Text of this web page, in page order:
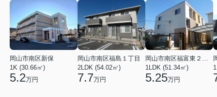
岡山市南区新保
1K (30.66㎡)
5.2万円
岡山市南区福島１丁目
2LDK (54.02㎡)
7.7万円
岡山市南区福富東２丁目
1LDK (51.34㎡)
5.25万円